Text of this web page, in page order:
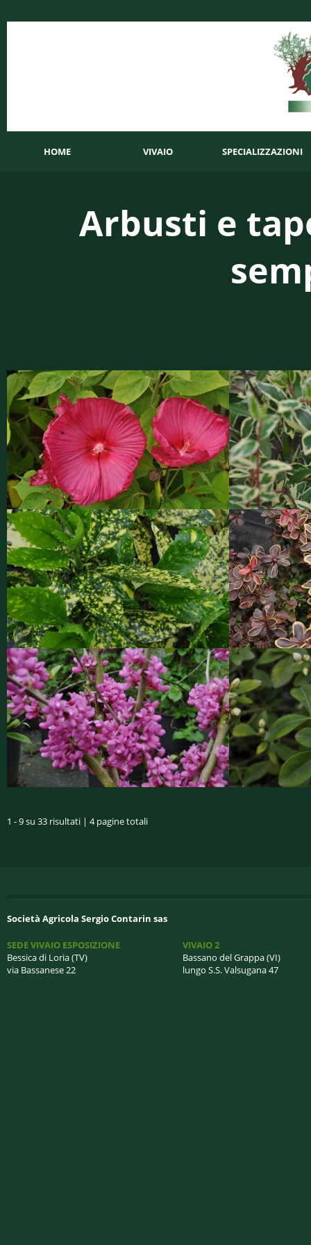
HOME VIVAIO SPECIALIZZAZIONI
Arbusti e
1 - 9 su 33 risultati | 4 pagine totali
Società Agricola Sergio Contarin sas
SEDE VIVAIO ESPOSIZIONE
Bessica di Loria (TV)
via Bassanese 22
VIVAIO 2
Bassano del Grappa (VI)
lungo S.S. Valsugana 47